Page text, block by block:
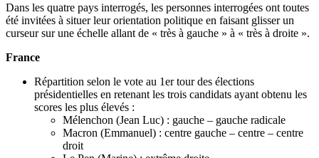
Dans les quatre pays interrogés, les personnes interrogées ont toutes
été invitées à situer leur orientation politique en faisant glisser un
curseur sur une échelle allant de « très à gauche » à « très à droite ».
France
Répartition selon le vote au 1er tour des élections
présidentielles en retenant les trois candidats ayant obtenu les
scores les plus élevés :
Mélenchon (Jean Luc) : gauche – gauche radicale
Macron (Emmanuel) : centre gauche – centre – centre
droit